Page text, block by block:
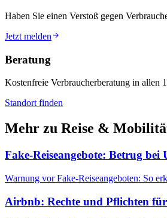
Haben Sie einen Verstoß gegen
Jetzt melden
Beratung
Kostenfreie Verbraucherberatung in allen
Standort finden
Mehr zu Reise &
Fake-Reiseangebote: Betrug bei
Warnung vor Fake-Reiseangeboten: So
Airbnb: Rechte und Pflichten